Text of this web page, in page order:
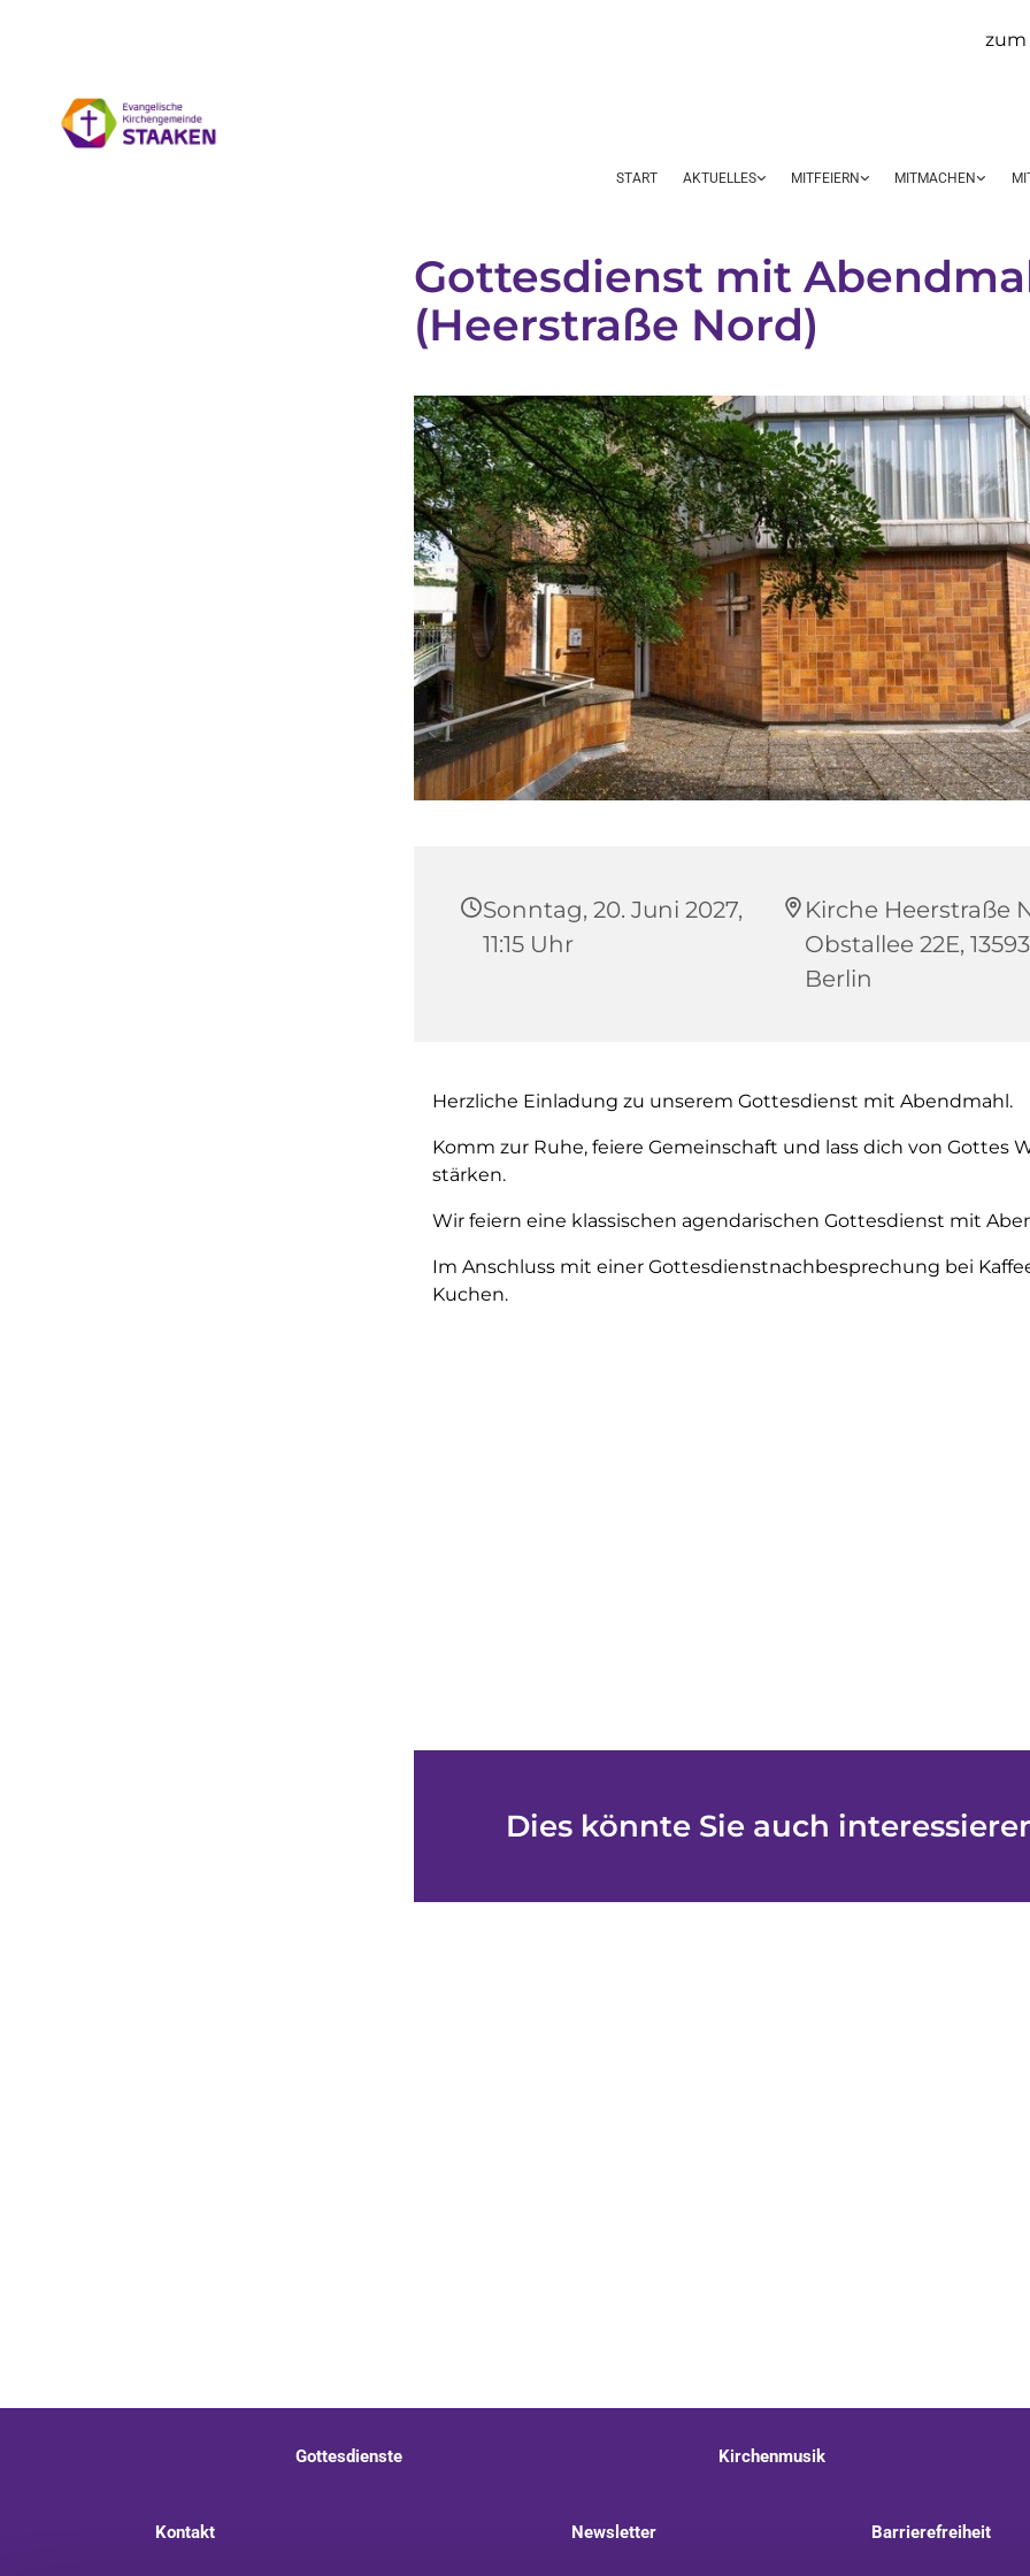
zum
START AKTUELLES MITFEIERN MITMACHEN
Gottesdienst mit
(Heerstraße Nord)
Sonntag, 20. Juni 2027,
11:15 Uhr
Kirche Heerstraße
Obstallee 22E, 13593
Berlin
Herzliche Einladung zu unserem Gottesdienst mit Abendmahl.
Komm zur Ruhe, feiere Gemeinschaft und lass dich von Gottes
stärken.
Wir feiern eine klassischen agendarischen Gottesdienst mit
Im Anschluss mit einer Gottesdienstnachbesprechung bei
Kuchen.
Dies könnte Sie auch
Gottesdienste Kirchenmusik
Kontakt Newsletter Barrierefreiheit